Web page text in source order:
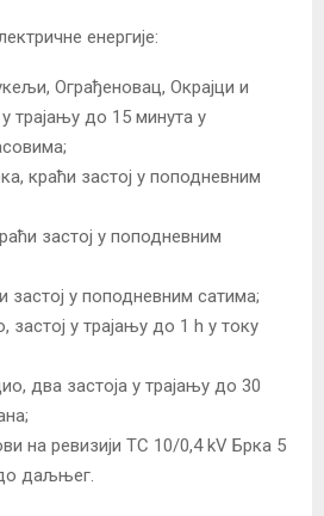
енергије:
Ограђеновац, Окрајци и
трајању до 15 минута у
краћи застој у поподневним
застој у поподневним
застој у поподневним сатима;
у трајању до 1 h у току
два застоја у трајању до 30
на ревизији ТС 10/0,4 kV Брка 5
даљњег.